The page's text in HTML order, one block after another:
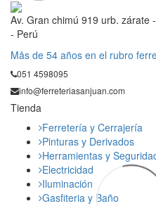
Av. Gran chimú 919 urb. zárate
- Perú
Mås de 54 años en el rubro
051 4598095
info@ferreteriasanjuan.com
Tienda
Ferretería y Cerrajería
Pinturas y Derivados
Herramientas y
Electricidad
Iluminación
Gasfiteria y Baño